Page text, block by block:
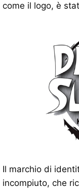
come il logo, è
Il marchio di
incompiuto, che